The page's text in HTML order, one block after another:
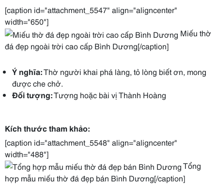
[caption id="attachment_5547" align="aligncenter"
width="650"]
Miếu thờ
đá đẹp ngoài trời cao cấp Bình Dương[/caption]
Ý nghĩa:Thờ người khai phá làng, tỏ lòng biết ơn, mong
được che chở.
Đối tượng:Tượng hoặc bài vị Thành Hoàng
Kích thước tham khảo:
[caption id="attachment_5548" align="aligncenter"
width="488"]
Tổng
hợp mẫu miếu thờ đá đẹp bán Bình Dương[/caption]